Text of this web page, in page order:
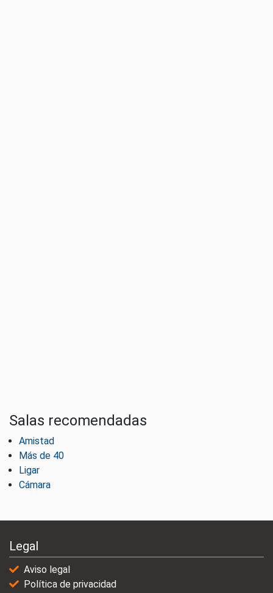
Salas recomendadas
Amistad
Más de 40
Ligar
Cámara
Legal
Aviso legal
Política de privacidad